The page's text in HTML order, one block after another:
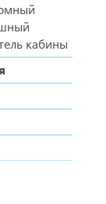
кабины